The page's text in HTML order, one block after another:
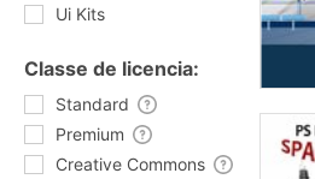
Ui Kits
Classe de licencia:
Standard
Premium
Creative Commons